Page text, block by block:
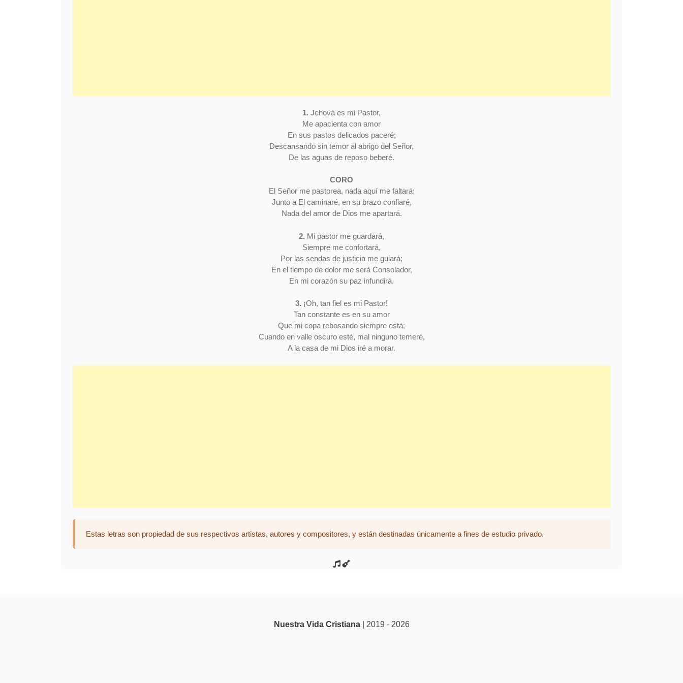
1. Jehová es mi Pastor,
Me apacienta con amor
En sus pastos delicados paceré;
Descansando sin temor al abrigo del Señor,
De las aguas de reposo beberé.
CORO
El Señor me pastorea, nada aquí me faltará;
Junto a El caminaré, en su brazo confiaré,
Nada del amor de Dios me apartará.
2. Mi pastor me guardará,
Siempre me confortará,
Por las sendas de justicia me guiará;
En el tiempo de dolor me será Consolador,
En mi corazón su paz infundirá.
3. ¡Oh, tan fiel es mi Pastor!
Tan constante es en su amor
Que mi copa rebosando siempre está;
Cuando en valle oscuro esté, mal ninguno temeré,
A la casa de mi Dios iré a morar.
Estas letras son propiedad de sus respectivos artistas, autores y compositores, y están destinadas únicamente a fines de estudio privado.
Nuestra Vida Cristiana| 2019 - 2026